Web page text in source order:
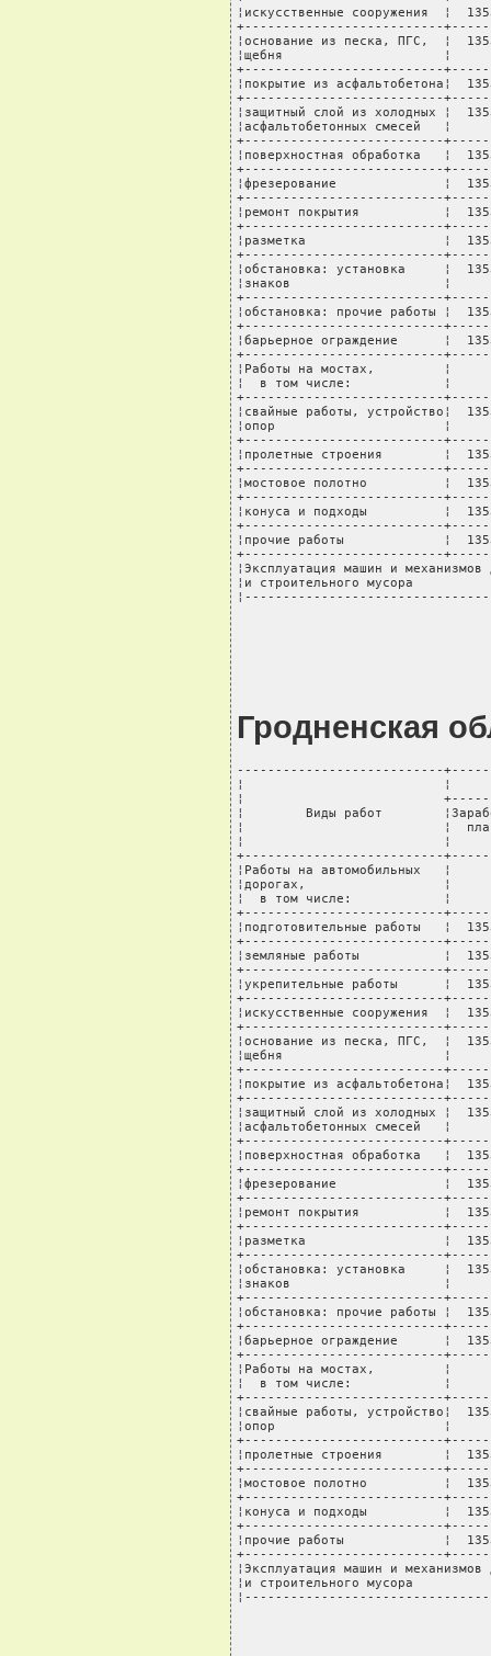
¦искусственные сооружения  ¦
+--------------------------
¦основание из песка, ПГС,  ¦
¦щебня                     ¦
+--------------------------
¦покрытие из асфальтобетона¦
+--------------------------
¦защитный слой из холодных ¦
¦асфальтобетонных
+--------------------------
¦поверхностная обработка   ¦
+--------------------------
¦фрезерование              ¦
+--------------------------
¦ремонт покрытия           ¦
+--------------------------
¦разметка                  ¦
+--------------------------
¦обстановка: установка     ¦
¦знаков                    ¦
+--------------------------
¦обстановка: прочие работы ¦
+--------------------------
¦барьерное ограждение      ¦
+--------------------------
¦Работы на мостах,
¦  в том числе:
+--------------------------
¦свайные работы, устройство¦
¦опор                      ¦
+--------------------------
¦пролетные строения        ¦
+--------------------------
¦мостовое полотно          ¦
+--------------------------
¦конуса и подходы          ¦
+--------------------------
¦прочие работы             ¦
+--------------------------
¦Эксплуатация машин и
¦и строительного
Гродненская
---------------------------
¦                          ¦
¦
¦        Виды работ
¦                          ¦  плата
¦                          ¦
+--------------------------
¦Работы на
¦дорогах,
¦  в том числе:
+--------------------------
¦подготовительные работы   ¦
+--------------------------
¦земляные работы           ¦
+--------------------------
¦укрепительные работы      ¦
+--------------------------
¦искусственные сооружения  ¦
+--------------------------
¦основание из песка, ПГС,  ¦
¦щебня                     ¦
+--------------------------
¦покрытие из асфальтобетона¦
+--------------------------
¦защитный слой из холодных ¦
¦асфальтобетонных
+--------------------------
¦поверхностная обработка   ¦
+--------------------------
¦фрезерование              ¦
+--------------------------
¦ремонт покрытия           ¦
+--------------------------
¦разметка                  ¦
+--------------------------
¦обстановка: установка     ¦
¦знаков                    ¦
+--------------------------
¦обстановка: прочие работы ¦
+--------------------------
¦барьерное ограждение      ¦
+--------------------------
¦Работы на мостах,
¦  в том числе:
+--------------------------
¦свайные работы, устройство¦
¦опор                      ¦
+--------------------------
¦пролетные строения        ¦
+--------------------------
¦мостовое полотно          ¦
+--------------------------
¦конуса и подходы          ¦
+--------------------------
¦прочие работы             ¦
+--------------------------
¦Эксплуатация машин и
¦и строительного